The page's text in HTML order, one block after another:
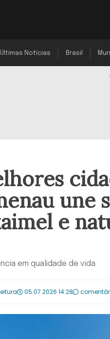
Últimas Notícias Brasil
une
e
em qualidade de vida
05.07.2026 14:28